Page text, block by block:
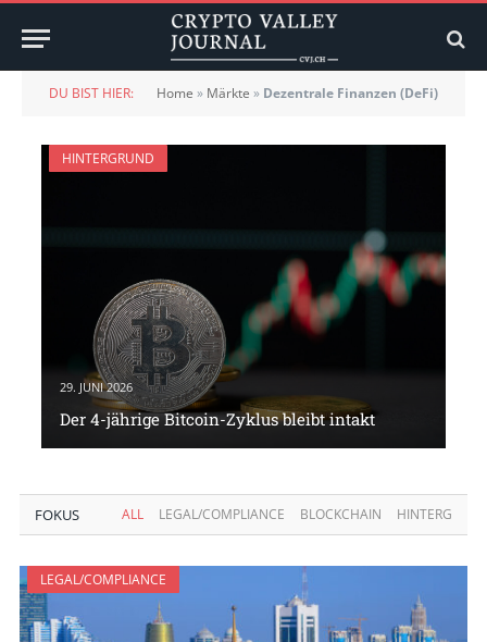
DU BIST HIER: Home » Märkte » Dezentrale Finanzen (DeFi)
HINTERGRUND
29. JUNI 2026
Der 4-jährige Bitcoin-Zyklus bleibt intakt
FOKUS ALL LEGAL/COMPLIANCE BLOCKCHAIN
LEGAL/COMPLIANCE